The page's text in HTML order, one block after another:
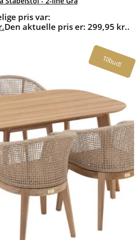
pris var:
Den aktuelle pris er: 299,95 kr..
Tilbud!